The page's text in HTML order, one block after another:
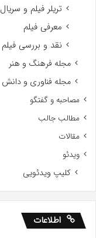
تریلر فیلم و سریال
معرفی فیلم
نقد و بررسی فیلم
مجله فرهنگ و هنر
مجله فناوری و دانش
مصاحبه و گفتگو
مطالب جالب
مقالات
ویدئو
کلیپ ویدئویی
اطلاعات